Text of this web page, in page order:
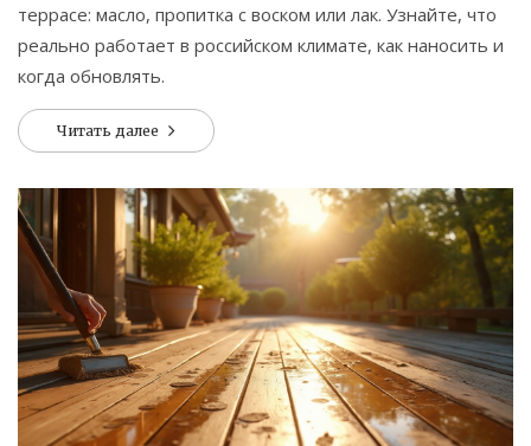
террасе: масло, пропитка с воском или лак. Узнайте, что
реально работает в российском климате, как наносить и
когда обновлять.
Читать далее